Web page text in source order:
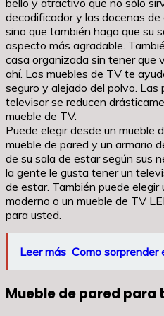
decodificador y las docenas de
sino que también haga que su
aspecto más agradable.
casa organizada sin tener que
ahí. Los muebles de TV te
seguro y alejado del polvo. Las
televisor se reducen
mueble de TV.
Puede elegir desde un mueble
mueble de pared y un armario
de su sala de estar según sus
la gente le gusta tener un
de estar. También puede
moderno o un mueble de TV
para usted.
Leer más Como sorprender
Mueble de pared para